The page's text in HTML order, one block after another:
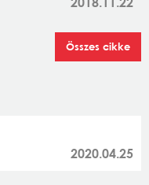
Összes cikke
2020.04.25